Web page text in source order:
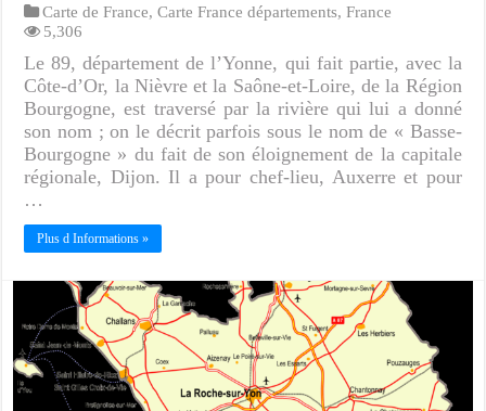
Carte de France,Carte France départements,France
5,306
Le 89, département de l’Yonne, qui fait partie, avec la
Côte-d’Or, la Nièvre et la Saône-et-Loire, de la Région
Bourgogne, est traversé par la rivière qui lui a donné
son nom ; on le décrit parfois sous le nom de « Basse-
Bourgogne » du fait de son éloignement de la capitale
régionale, Dijon. Il a pour chef-lieu, Auxerre et pour
…
Plus d Informations »